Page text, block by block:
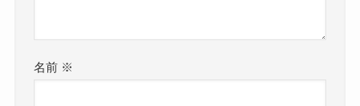
名前 ※